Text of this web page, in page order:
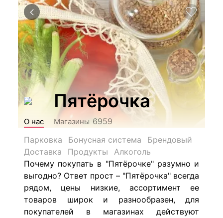
Пятёрочка
О нас Магазины 6959
Парковка
Бонусная система
Брендовый
Доставка
Продукты
Алкоголь
Почему покупать в "Пятёрочке" разумно и
выгодно? Ответ прост – "Пятёрочка" всегда
рядом, цены низкие, ассортимент ее
товаров широк и разнообразен, для
покупателей в магазинах действуют